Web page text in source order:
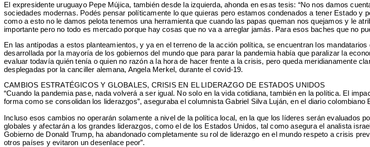
El expresidente uruguayo Pepe Mújica, también desde la izquierda, ahonda en esas tesis: “No nos damos
sociedades modernas. Podés pensar políticamente lo que quieras pero estamos condenados a tener Estado
como a esto no le damos pelota tenemos una herramienta que cuando las papas queman nos quejamos y le
importante pero no todo es mercado porque hay cosas que no va a arreglar jamás. Para esos baches que no
En las antípodas a estos planteamientos, y ya en el terreno de la acción política, se encuentran los
desarrollada por la mayoría de los gobiernos del mundo que para parar la pandemia había que paralizar la
evaluar todavía quién tenía o quien no razón a la hora de hacer frente a la crisis, pero queda meridianamente
desplegadas por la canciller alemana, Angela Merkel, durante el covid-19.
CAMBIOS ESTRATÉGICOS Y GLOBALES, CRISIS EN EL LIDERAZGO DE ESTADOS UNIDOS
“Cuando la pandemia pase, nada volverá a ser igual. No solo en la vida cotidiana, también en la política. El
forma como se consolidan los liderazgos”, aseguraba el columnista Gabriel Silva Luján, en el diario colombiano
Incluso esos cambios no operarán solamente a nivel de la política local, en la que los líderes serán
globales y afectarán a los grandes liderazgos, como el de los Estados Unidos, tal como asegura el analista
Gobierno de Donald Trump, ha abandonado completamente su rol de liderazgo en el mundo respeto a crisis
otros países y evitaron un desenlace peor”.